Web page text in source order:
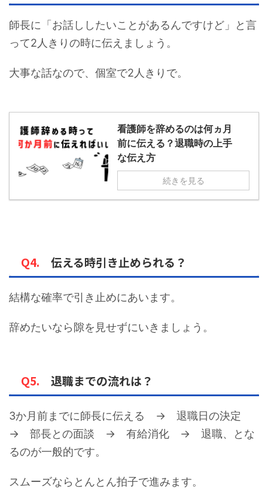
師長に「お話ししたいことがあるんですけど」と言
って2人きりの時に伝えましょう。
大事な話なので、個室で2人きりで。
看護師を辞めるのは何ヵ月
前に伝える？退職時の上手
な伝え方
続きを見る
Q4. 伝える時引き止められる？
結構な確率で引き止めにあいます。
辞めたいなら隙を見せずにいきましょう。
Q5. 退職までの流れは？
3か月前までに師長に伝える → 退職日の決定
→ 部長との面談 → 有給消化 → 退職、とな
るのが一般的です。
スムーズならとんとん拍子で進みます。